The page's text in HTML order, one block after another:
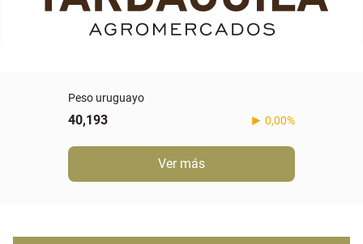
Peso uruguayo
40,193 0,00%
Ver más